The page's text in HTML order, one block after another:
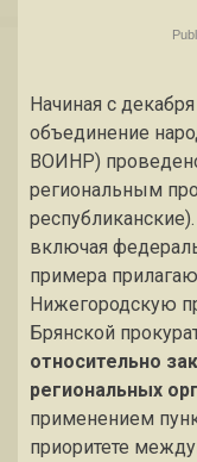
Начиная с
объединение
ВОИНР)
региональным
включая
примера
Нижегородскую
Брянской
относительно
региональных
применением
приоритете